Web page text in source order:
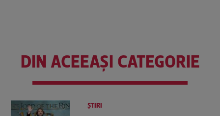
DIN ACEEAȘI CATEGORIE
ȘTIRI